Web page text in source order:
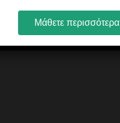
Μάθετε περισσότερα